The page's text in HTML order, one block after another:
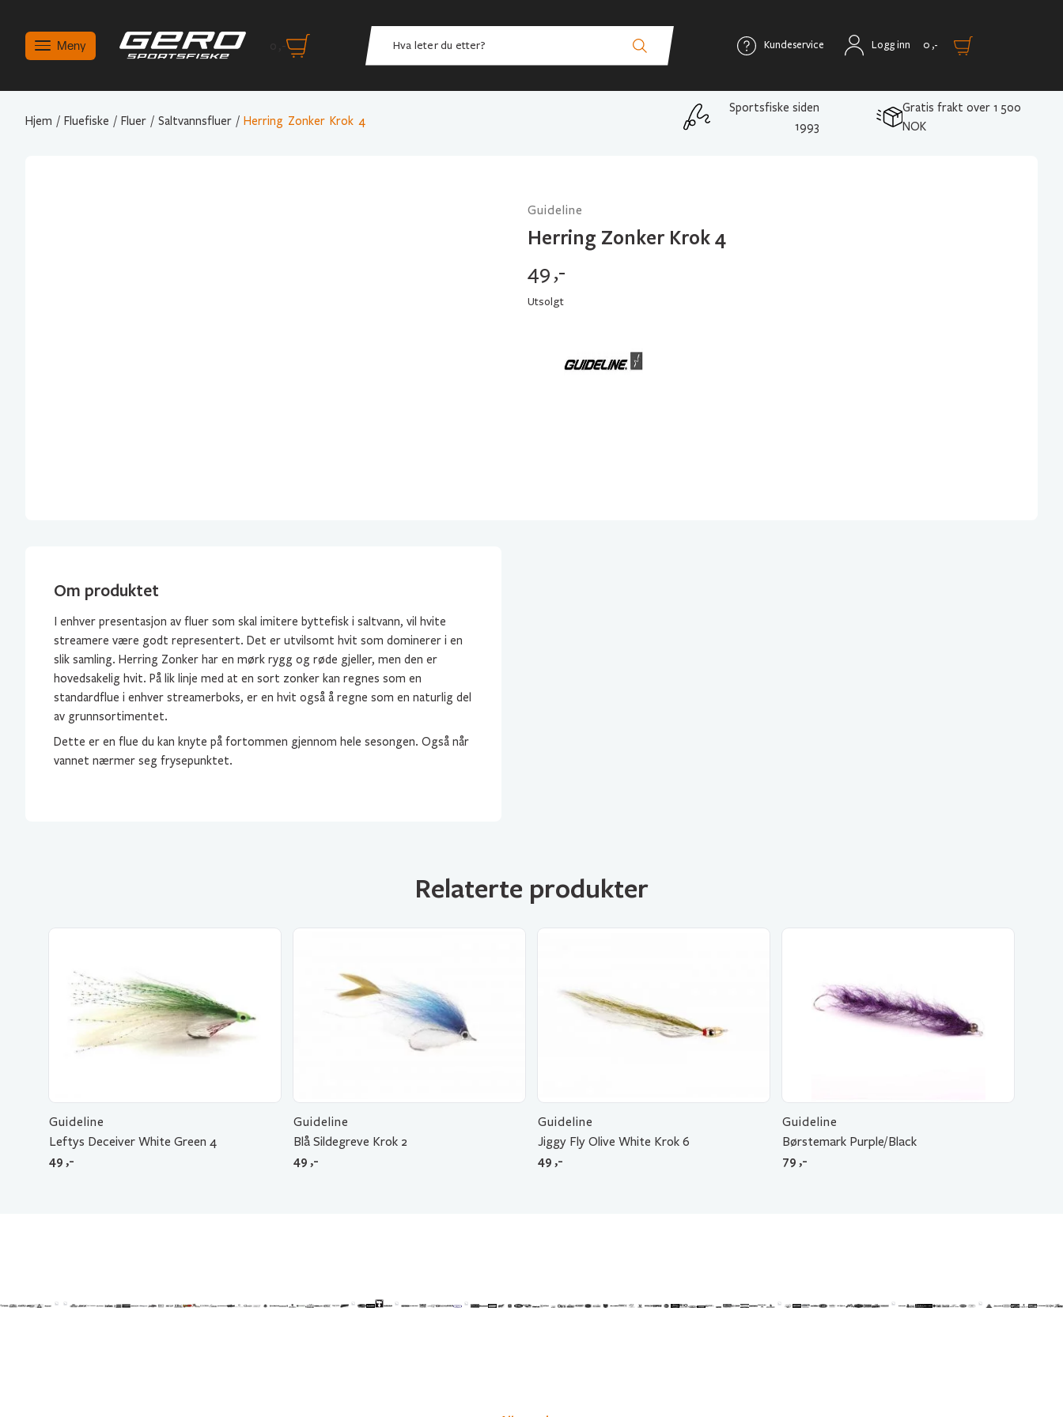
Meny Kundeservice Logg inn 0 ,-
Hjem / Fluefiske / Fluer / Saltvannsfluer / Herring Zonker Krok 4
Sportsfiske siden
1993
Gratis frakt over 1 500
NOK
Guideline
Herring Zonker Krok 4
49,-
Utsolgt
Om produktet
I enhver presentasjon av fluer som skal imitere byttefisk i saltvann, vil hvite
streamere være godt representert. Det er utvilsomt hvit som dominerer i en
slik samling. Herring Zonker har en mørk rygg og røde gjeller, men den er
hovedsakelig hvit. På lik linje med at en sort zonker kan regnes som en
standardflue i enhver streamerboks, er en hvit også å regne som en naturlig del
av grunnsortimentet.
Dette er en flue du kan knyte på fortommen gjennom hele sesongen. Også når
vannet nærmer seg frysepunktet.
Relaterte produkter
Guideline
Leftys Deceiver White Green 4
49 ,-
Guideline
Blå Sildegreve Krok 2
49 ,-
Guideline
Jiggy Fly Olive White Krok 6
49 ,-
Guideline
Børstemark Purple/Black
79 ,-